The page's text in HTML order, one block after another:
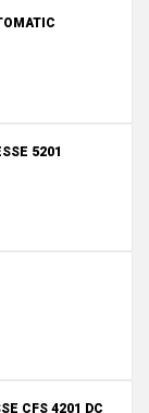
5201
CFS 4201 DC